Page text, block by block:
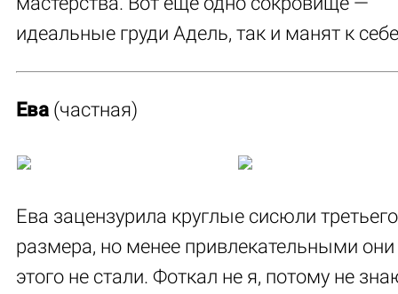
идеальные груди Адель, так и манят к
Ева (частная)
Ева зацензурила круглые сисюли третьего
размера, но менее привлекательными они
этого не стали. Фоткал не я, потому не